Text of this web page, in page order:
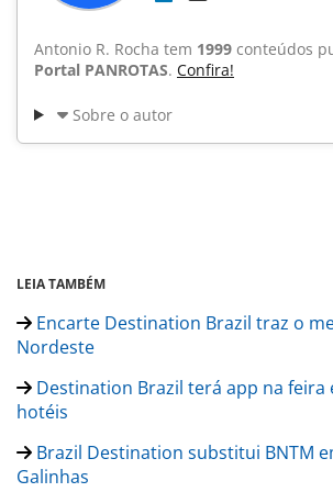
Antonio R. Rocha tem 1999 conteúdos
Portal PANROTAS. Confira!
Sobre o autor
LEIA TAMBÉM
Encarte Destination Brazil traz o
Nordeste
Destination Brazil terá app na feira
hotéis
Brazil Destination substitui BNTM
Galinhas